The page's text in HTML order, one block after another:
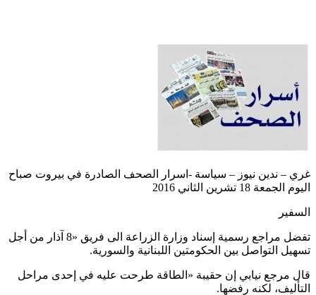
غري – ندين نيوز – سياسة -اسرار الصحف الصادرة في بيروت صباح
اليوم الجمعة 18 تشرين الثاني 2016
السفير
تفضل مراجع رسمية إسناد وزارة الزراعة الى فريق «8 آذار من أجل
تسهيل التواصل بين الحكومتين اللبنانية والسورية.
قال مرجع نيابي إن حقيبة «الطاقة طرحت عليه في إحدى مراحل
التأليف، لكنه رفضها.